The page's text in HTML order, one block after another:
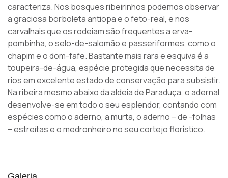
caracteriza. Nos bosques ribeirinhos podemos observar
a graciosa borboleta antiopa e o feto-real, e nos
carvalhais que os rodeiam são frequentes a erva-
pombinha, o selo-de-salomão e passeriformes, como o
chapim e o dom-fafe. Bastante mais rara e esquiva é a
toupeira-de-água, espécie protegida que necessita de
rios em excelente estado de conservação para subsistir.
Na ribeira mesmo abaixo da aldeia de Paraduça, o adernal
desenvolve-se em todo o seu esplendor, contando com
espécies como o aderno, a murta, o aderno – de -folhas
– estreitas e o medronheiro no seu cortejo florístico.